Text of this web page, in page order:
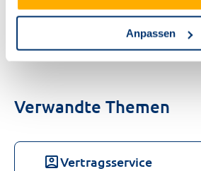
Anpassen
Mehr anzeigen
Verwandte Themen
account_boxVertragsservice